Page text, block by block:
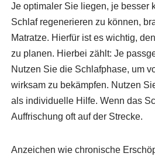
Je optimaler Sie liegen, je besser
Schlaf regenerieren zu können,
Matratze. Hierfür ist es wichtig,
zu planen. Hierbei zählt: Je
Nutzen Sie die Schlafphase, um
wirksam zu bekämpfen. Nutzen
als individuelle Hilfe. Wenn das
Auffrischung oft auf der Strecke.
Anzeichen wie chronische